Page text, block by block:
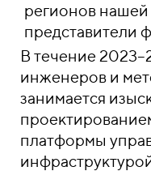
регионов нашей
представители
В течение
инженеров и
занимается
платформы